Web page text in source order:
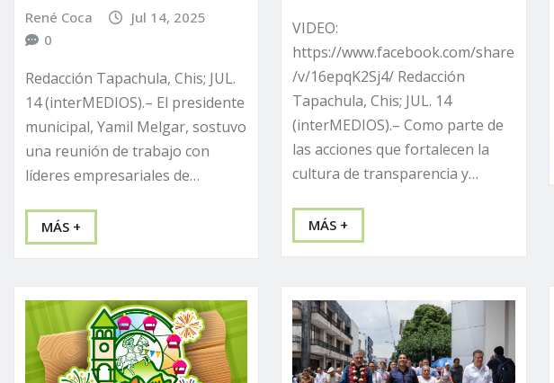
René Coca
Jul 14, 2025
0
Redacción Tapachula, Chis; JUL.
14 (interMEDIOS).– El presidente
municipal, Yamil Melgar, sostuvo
una reunión de trabajo con
líderes empresariales de…
MÁS +
VIDEO:
https://www.facebook.com/share
/v/16epqK2Sj4/ Redacción
Tapachula, Chis; JUL. 14
(interMEDIOS).– Como parte de
las acciones que fortalecen la
cultura de transparencia y…
MÁS +